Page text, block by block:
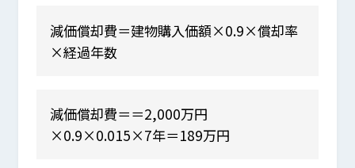
減価償却費＝建物購入価額×0.9×償却率
×経過年数
減価償却費＝＝2,000万円
×0.9×0.015×7年＝189万円